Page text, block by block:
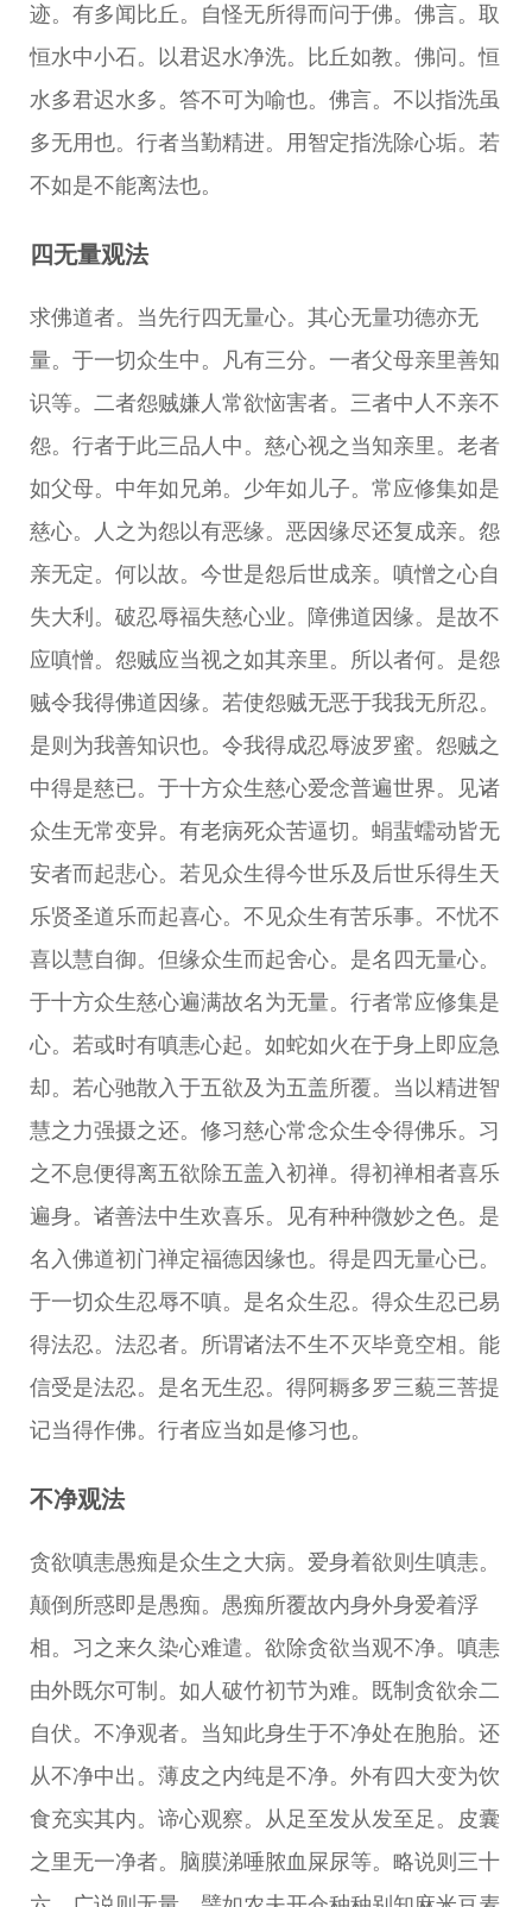
迹。有多闻比丘。自怪无所得而问于佛。佛言。取
恒水中小石。以君迟水净洗。比丘如教。佛问。恒
水多君迟水多。答不可为喻也。佛言。不以指洗虽
多无用也。行者当勤精进。用智定指洗除心垢。若
不如是不能离法也。
四无量观法
求佛道者。当先行四无量心。其心无量功德亦无
量。于一切众生中。凡有三分。一者父母亲里善知
识等。二者怨贼嫌人常欲恼害者。三者中人不亲不
怨。行者于此三品人中。慈心视之当知亲里。老者
如父母。中年如兄弟。少年如儿子。常应修集如是
慈心。人之为怨以有恶缘。恶因缘尽还复成亲。怨
亲无定。何以故。今世是怨后世成亲。嗔憎之心自
失大利。破忍辱福失慈心业。障佛道因缘。是故不
应嗔憎。怨贼应当视之如其亲里。所以者何。是怨
贼令我得佛道因缘。若使怨贼无恶于我我无所忍。
是则为我善知识也。令我得成忍辱波罗蜜。怨贼之
中得是慈已。于十方众生慈心爱念普遍世界。见诸
众生无常变异。有老病死众苦逼切。蜎蜚蠕动皆无
安者而起悲心。若见众生得今世乐及后世乐得生天
乐贤圣道乐而起喜心。不见众生有苦乐事。不忧不
喜以慧自御。但缘众生而起舍心。是名四无量心。
于十方众生慈心遍满故名为无量。行者常应修集是
心。若或时有嗔恚心起。如蛇如火在于身上即应急
却。若心驰散入于五欲及为五盖所覆。当以精进智
慧之力强摄之还。修习慈心常念众生令得佛乐。习
之不息便得离五欲除五盖入初禅。得初禅相者喜乐
遍身。诸善法中生欢喜乐。见有种种微妙之色。是
名入佛道初门禅定福德因缘也。得是四无量心已。
于一切众生忍辱不嗔。是名众生忍。得众生忍已易
得法忍。法忍者。所谓诸法不生不灭毕竟空相。能
信受是法忍。是名无生忍。得阿耨多罗三藐三菩提
记当得作佛。行者应当如是修习也。
不净观法
贪欲嗔恚愚痴是众生之大病。爱身着欲则生嗔恚。
颠倒所惑即是愚痴。愚痴所覆故内身外身爱着浮
相。习之来久染心难遣。欲除贪欲当观不净。嗔恚
由外既尔可制。如人破竹初节为难。既制贪欲余二
自伏。不净观者。当知此身生于不净处在胞胎。还
从不净中出。薄皮之内纯是不净。外有四大变为饮
食充实其内。谛心观察。从足至发从发至足。皮囊
之里无一净者。脑膜涕唾脓血屎尿等。略说则三十